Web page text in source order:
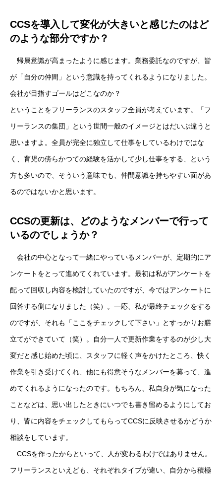
CCSを導入して変化が大きいと感じたのはど
のような部分ですか？
帰属意識が高まったように感じます。業務委託なのですが、皆
が「自分の仲間」という意識を持ってくれるようになりました。
会社が目指すゴールはどこなのか？
ということをフリーランスのスタッフ全員が考えています。「フ
リーランスの集団」という世間一般のイメージとはだいぶ違うと
思いますよ。全員が完全に独立して仕事をしているわけではな
く、育児の傍らかつての経験を活かして少し仕事をする、という
方も多いので、そういう意味でも、仲間意識を持ちやすい面があ
るのではないかと思います。
CCSの更新は、どのようなメンバーで行って
いるのでしょうか？
会社の中心となって一緒にやっているメンバーが、定期的にア
ンケートをとって進めてくれています。最初は私がアンケートを
配って回収し内容を検討していたのですが、今ではアンケートに
回答する側になりました（笑）。一応、私が最終チェックをする
のですが、それも「ここをチェックして下さい」とすっかりお膳
立てができていて（笑）。自分一人で更新作業をするのが少し大
変だと感じ始めた頃に、スタッフに軽く声をかけたところ、快く
作業を引き受けてくれ、他にも得意そうなメンバーを募って、進
めてくれるようになったのです。もちろん、私自身が気になった
ことなどは、思い出したときにいつでも書き留めるようにしてお
り、皆に内容をチェックしてもらってCCSに反映させるかどうか
相談をしています。
CCSを作ったからといって、人が変わるわけではありません。
フリーランスといえども、それぞれタイプが違い、自分から積極